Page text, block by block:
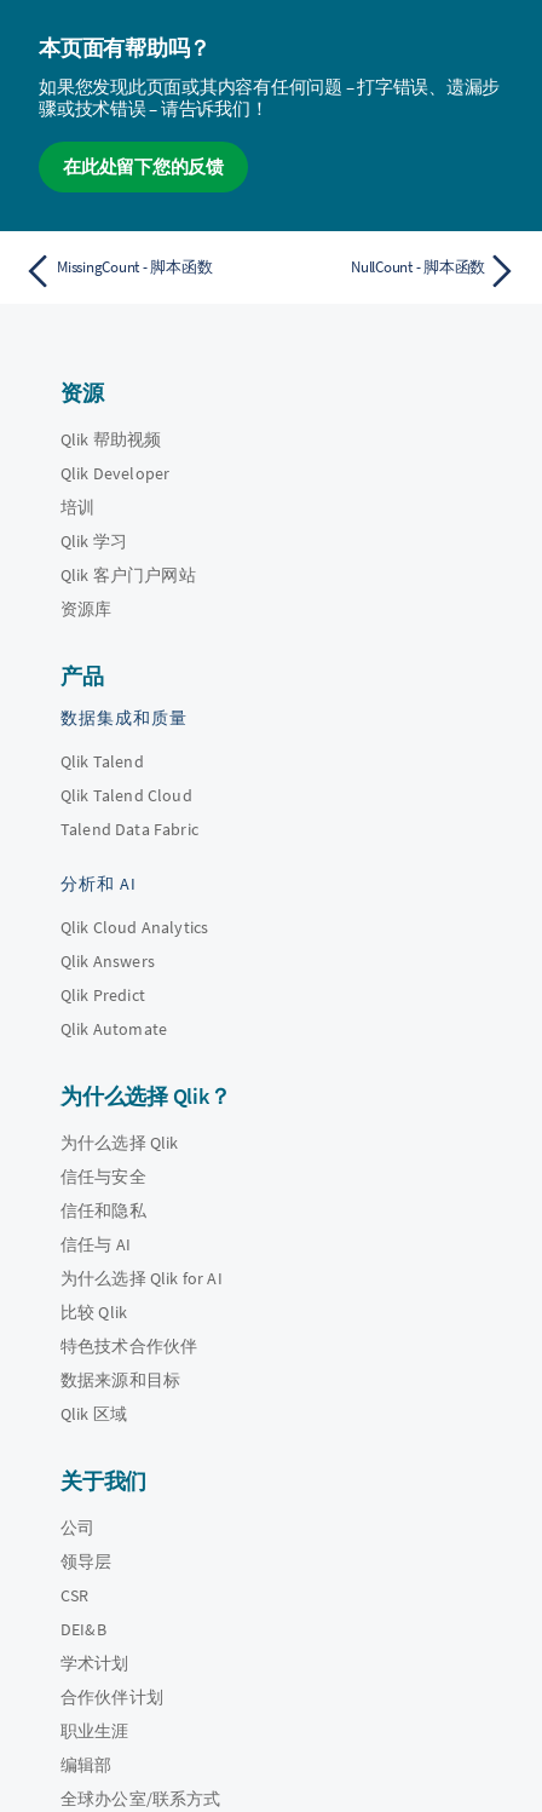
本页面有帮助吗？
如果您发现此页面或其内容有任何问题 – 打字错误、遗漏步
骤或技术错误 – 请告诉我们！
在此处留下您的反馈
MissingCount - 脚本函数 NullCount - 脚本函数
资源
Qlik 帮助视频
Qlik Developer
培训
Qlik 学习
Qlik 客户门户网站
资源库
产品
数据集成和质量
Qlik Talend
Qlik Talend Cloud
Talend Data Fabric
分析和 AI
Qlik Cloud Analytics
Qlik Answers
Qlik Predict
Qlik Automate
为什么选择 Qlik？
为什么选择 Qlik
信任与安全
信任和隐私
信任与 AI
为什么选择 Qlik for AI
比较 Qlik
特色技术合作伙伴
数据来源和目标
Qlik 区域
关于我们
公司
领导层
CSR
DEI&B
学术计划
合作伙伴计划
职业生涯
编辑部
全球办公室/联系方式